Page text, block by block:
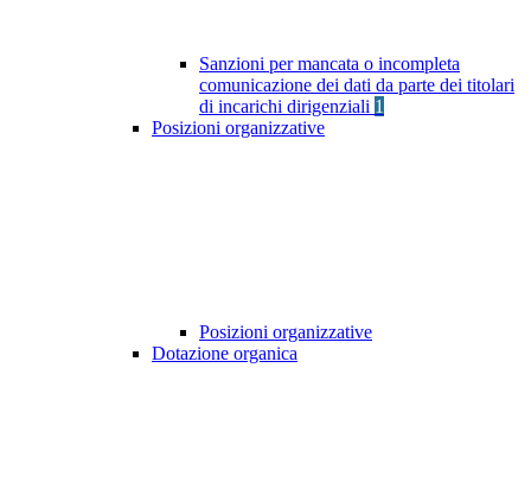
Sanzioni per mancata o incompleta
comunicazione dei dati da parte dei titolari
di incarichi dirigenziali 1
Posizioni organizzative
Posizioni organizzative
Dotazione organica